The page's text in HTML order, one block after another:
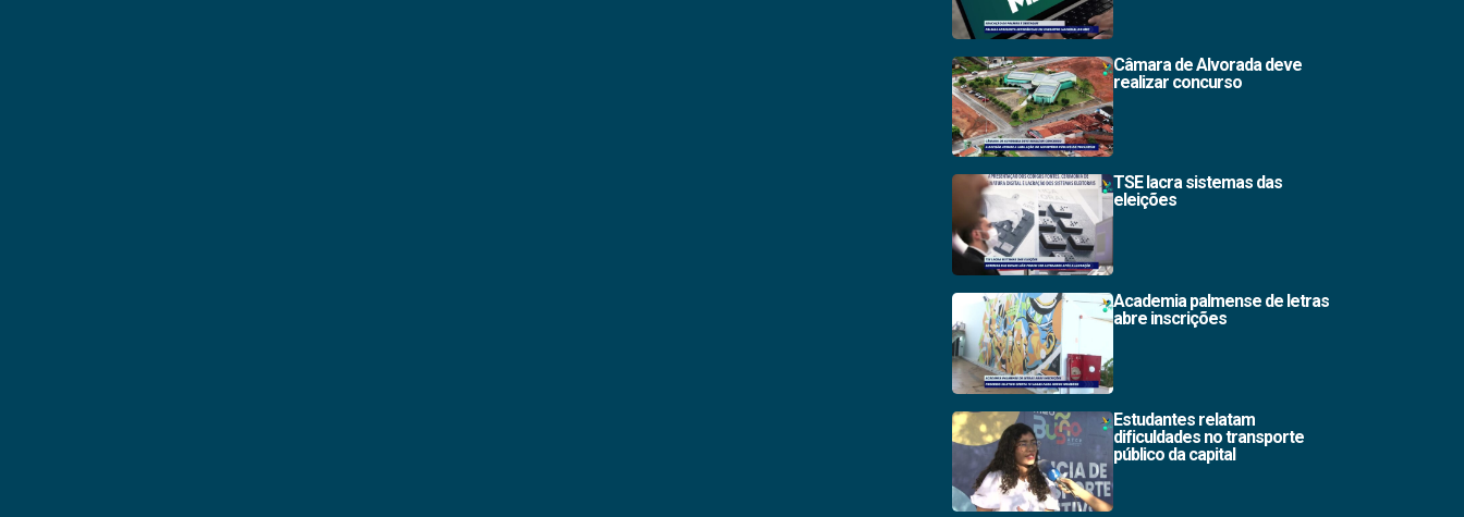
Câmara de Alvorada deve
realizar concurso
TSE lacra sistemas das
eleições
Academia palmense de letras
abre inscrições
Estudantes relatam
dificuldades no transporte
público da capital